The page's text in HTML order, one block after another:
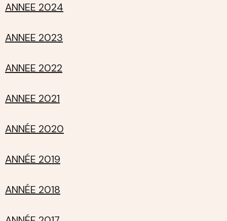
ANNEE 2024
ANNEE 2023
ANNEE 2022
ANNEE 2021
ANNÉE 2020
ANNÉE 2019
ANNÉE 2018